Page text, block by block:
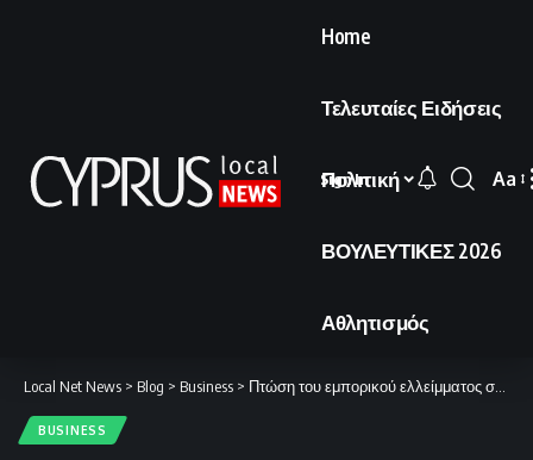
Home
Τελευταίες Ειδήσεις
Πολιτική
ΒΟΥΛΕΥΤΙΚΕΣ 2026
Αθλητισμός
Sign In
Font
Aa
Local Net News > Blog > Business > Πτώση του εμπορικού ελλείμματος στα €476,6 εκατ. τον Ιανουάριο του 2026.
BUSINESS